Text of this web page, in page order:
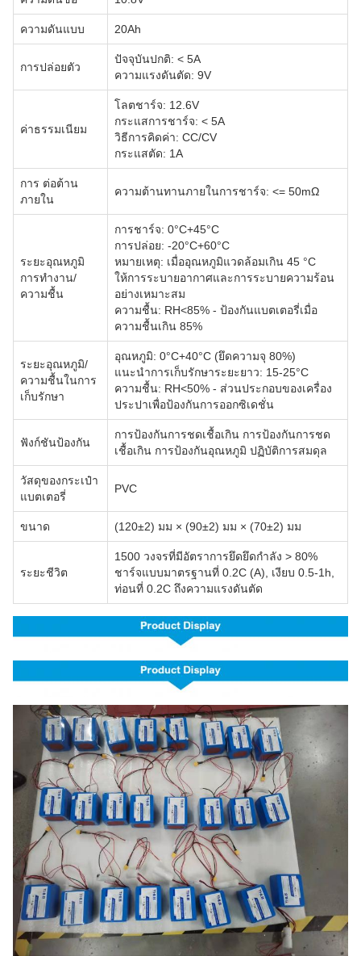
ความดันแบบ 20Ah
การปล่อยตัว
ปัจจุบันปกติ: < 5A
ความแรงดันตัด: 9V
ค่าธรรมเนียม
โลตชาร์จ: 12.6V
กระแสการชาร์จ: < 5A
วิธีการคิดค่า: CC/CV
กระแสตัด: 1A
การ ต่อต้าน
ภายใน
ความต้านทานภายในการชาร์จ: <= 50mΩ
ระยะอุณหภูมิ
การทํางาน/
ความชื้น
การชาร์จ: 0°C+45°C
การปล่อย: -20°C+60°C
หมายเหตุ: เมื่ออุณหภูมิแวดล้อมเกิน 45 °C
ให้การระบายอากาศและการระบายความร้อน
อย่างเหมาะสม
ความชื้น: RH<85% - ป้องกันแบตเตอรี่เมื่อ
ความชื้นเกิน 85%
ระยะอุณหภูมิ/
ความชื้นในการ
เก็บรักษา
อุณหภูมิ: 0°C+40°C (ยึดความจุ 80%)
แนะนําการเก็บรักษาระยะยาว: 15-25°C
ความชื้น: RH<50% - ส่วนประกอบของเครื่อง
ประปาเพื่อป้องกันการออกซิเดชั่น
ฟังก์ชันป้องกัน
การป้องกันการชดเชื้อเกิน การป้องกันการชด
เชื้อเกิน การป้องกันอุณหภูมิ ปฏิบัติการสมดุล
วัสดุของกระเป๋า
แบตเตอรี่
PVC
ขนาด (120±2) มม × (90±2) มม × (70±2) มม
ระยะชีวิต
1500 วงจรที่มีอัตราการยึดยึดกําลัง > 80%
ชาร์จแบบมาตรฐานที่ 0.2C (A), เงียบ 0.5-1h,
ท่อนที่ 0.2C ถึงความแรงดันตัด